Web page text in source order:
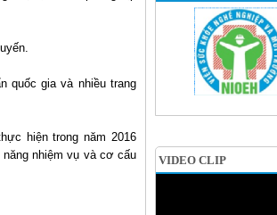
quốc gia và nhiều trang
hiện trong năm 2016
nhiệm vụ và cơ cấu
VIDEO CLIP